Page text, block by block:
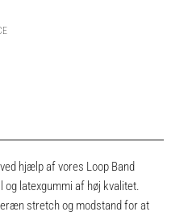
hjælp af vores Loop Band
latexgummi af høj kvalitet.
stretch og modstand for at